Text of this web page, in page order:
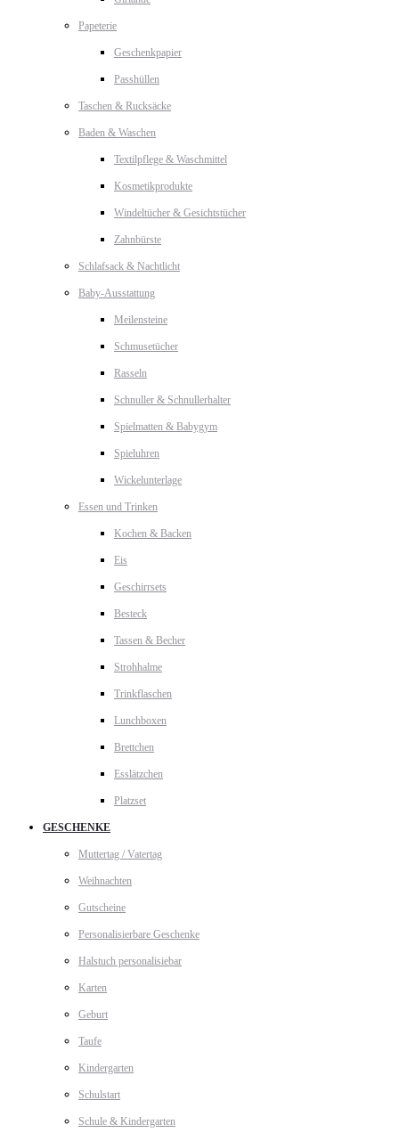
Papeterie
Geschenkpapier
Passhüllen
Taschen & Rucksäcke
Baden & Waschen
Textilpflege & Waschmittel
Kosmetikprodukte
Windeltücher & Gesichtstücher
Zahnbürste
Schlafsack & Nachtlicht
Baby-Ausstattung
Meilensteine
Schmusetücher
Rasseln
Schnuller & Schnullerhalter
Spielmatten & Babygym
Spieluhren
Wickelunterlage
Essen und Trinken
Kochen & Backen
Eis
Geschirrsets
Besteck
Tassen & Becher
Strohhalme
Trinkflaschen
Lunchboxen
Brettchen
Esslätzchen
Platzset
GESCHENKE
Muttertag / Vatertag
Weihnachten
Gutscheine
Personalisierbare Geschenke
Halstuch personalisiebar
Karten
Geburt
Taufe
Kindergarten
Schulstart
Schule & Kindergarten